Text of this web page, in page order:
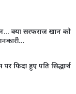
क्या सरफराज खान को
फिदा हुए पति सिद्धार्थ